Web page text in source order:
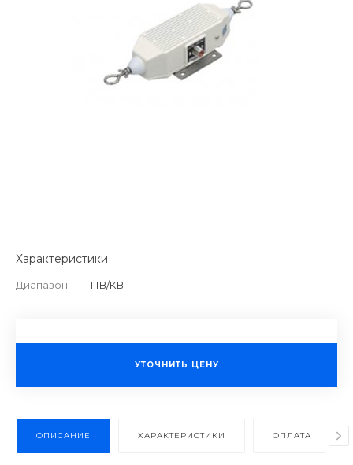
Характеристики
Диапазон — ПВ/КВ
УТОЧНИТЬ ЦЕНУ
ОПИСАНИЕ ХАРАКТЕРИСТИКИ ОПЛАТА